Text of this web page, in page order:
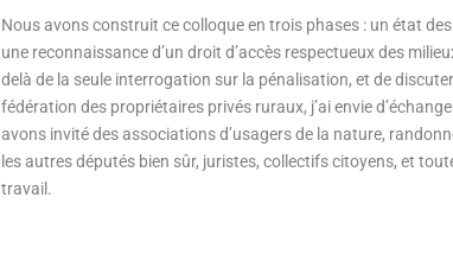
Nous avons construit ce colloque en trois phases : un état
une reconnaissance d’un droit d’accès respectueux des
delà de la seule interrogation sur la pénalisation, et de
fédération des propriétaires privés ruraux, j’ai envie
avons invité des associations d’usagers de la nature,
les autres députés bien sûr, juristes, collectifs citoyens, et
travail.